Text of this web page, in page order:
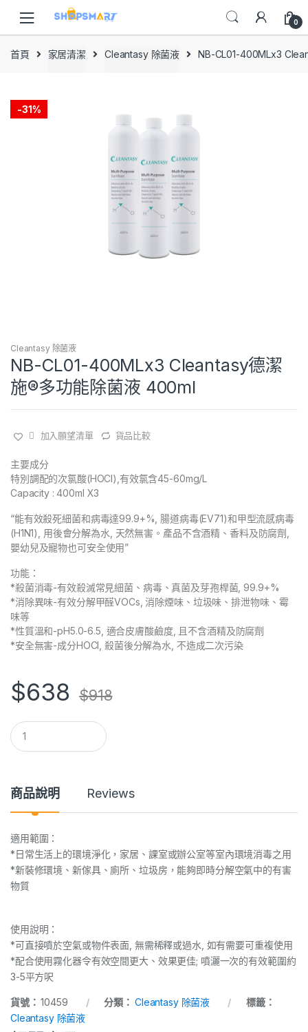
navigation
content
0
首頁 家居清潔 Cleantasy 除菌液 NB-CL01-400MLx3
-31%
Cleantasy 除菌液
NB-CL01-400MLx3 Cleantasy德潔
施®多功能除菌液 400ml
加入願望清單 貨品比較
主要成分
特別調配的次氯酸(HOCl),有效氯含45-60mg/L
Capacity : 400ml X3
“能有效殺死細菌和病毒達99.9+%, 腸道病毒(EV71)和甲型流感病毒
(H1N1), 用後會分解為水, 天然無害。產品不含酒精、香料及防腐劑,
嬰幼兒及寵物也可安全使用”
功能：
*殺菌消毒-有效殺滅常見細菌、病毒、真菌及芽孢桿菌, 99.9+%
*消除異味-有效分解甲醛VOCs, 消除煙味、垃圾味、排泄物味、霉
味等
*性質溫和-pH5.0-6.5, 適合皮膚酸鹼度, 且不含酒精及防腐劑
*安全無害-成分HOCl, 殺菌後分解為水, 不造成二次污染
$638 $918
Q
u
a
i
t
y
商品說明 Reviews
適用範圍：
*日常生活上的環境淨化，家居、課室或辦公室等室內環境消毒之用
*新裝修環境、新傢具、廁所、垃圾房，能夠即時分解空氣中的有害
物質
使用說明：
*可直接噴於空氣或物件表面, 無需稀釋或過水, 如有需要可重複使用
*配合使用霧化器令有效空間更大、效果更佳; 噴灑一次的有效範圍約
3-5平方呎
貨號：10459 分類： Cleantasy 除菌液
標籤：
Cleantasy 除菌液